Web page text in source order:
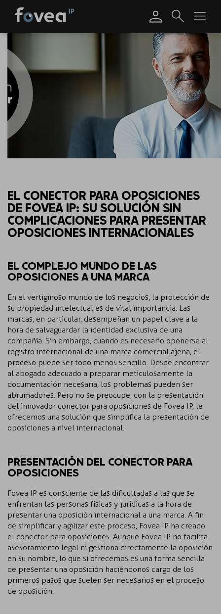
Skip
content
EL CONECTOR PARA OPOSICIONES
DE FOVEA IP: SU SOLUCIÓN SIN
COMPLICACIONES PARA PRESENTAR
OPOSICIONES INTERNACIONALES
EL COMPLEJO MUNDO DE LAS
OPOSICIONES A UNA MARCA
En el vertiginoso mundo de los negocios, la protección de
su propiedad intelectual es de vital importancia. Las
marcas, en particular, desempeñan un papel clave a la
hora de salvaguardar la identidad exclusiva de una
compañía. Sin embargo, cuando es necesario oponerse al
registro internacional de una marca comercial ajena, el
proceso puede ser todo menos sencillo. Desde encontrar
al abogado adecuado a preparar meticulosamente la
documentación necesaria, los problemas pueden ser
abrumadores. Pero no se preocupe, con la presentación
del innovador conector para oposiciones de Fovea IP, le
ofrecemos una solución que simplifica la presentación de
oposiciones a nivel internacional.
PRESENTACIÓN DEL CONECTOR PARA
OPOSICIONES
Fovea IP es consciente de las dificultadas a las que se
enfrentan las personas físicas y jurídicas a la hora de
presentar una oposición internacional a una marca. A fin
de simplificar y agilizar este proceso, Fovea IP ha creado
el conector para oposiciones. Aunque Fovea IP no facilita
asesoramiento legal ni gestiona directamente la oposición
en su nombre, lo que sí ofrecemos es una forma sencilla
de presentar una oposición haciéndonos cargo de los
primeros pasos que suelen ser necesarios en el proceso
de oposición.